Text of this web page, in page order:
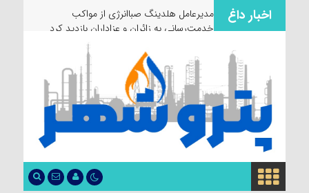
اخبار داغ
مدیرعامل هلدینگ صباانرژی از مواکب
خدمت‌رسانی به زائران و عزاداران بازدید کرد